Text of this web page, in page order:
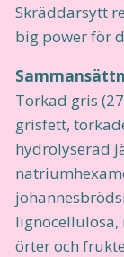
Skräddarsytt
big power för
Torkad gris
grisfett,
hydrolyserad
örter och